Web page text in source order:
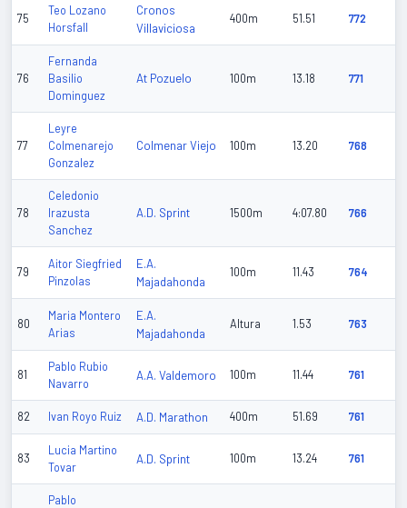
75
Teo Lozano
Horsfall
Cronos
Villaviciosa
400m 51.51 772
76
Fernanda
Basilio
Dominguez
At Pozuelo 100m 13.18 771
77
Leyre
Colmenarejo
Gonzalez
Colmenar Viejo 100m 13.20 768
78
Celedonio
Irazusta
Sanchez
A.D. Sprint 1500m 4:07.80 766
79
Aitor Siegfried
Pinzolas
E.A.
Majadahonda
100m 11.43 764
80
Maria Montero
Arias
E.A.
Majadahonda
Altura 1.53 763
81
Pablo Rubio
Navarro
A.A. Valdemoro 100m 11.44 761
82 Ivan Royo Ruiz A.D. Marathon 400m 51.69 761
83
Lucia Martino
Tovar
A.D. Sprint 100m 13.24 761
Pablo